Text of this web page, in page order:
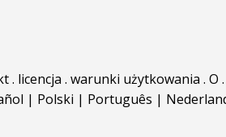
. licencja . warunki użytkowania . O .
| Polski | Português |